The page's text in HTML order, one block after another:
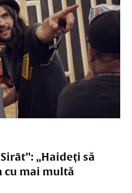
„Haideți să
cu mai multă